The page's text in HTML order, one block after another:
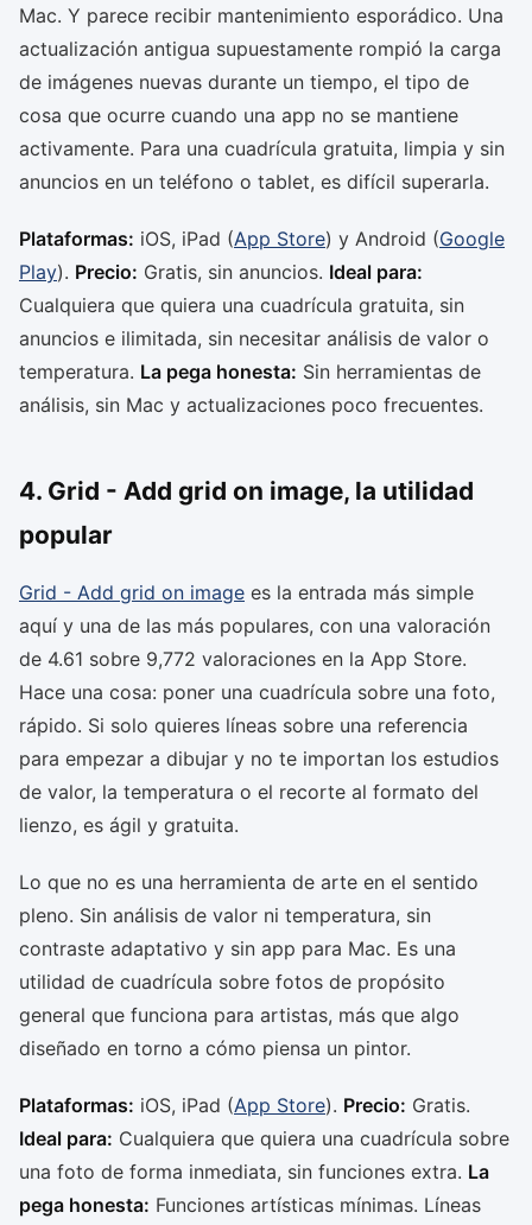
Mac. Y parece recibir mantenimiento esporádico. Una
actualización antigua supuestamente rompió la carga
de imágenes nuevas durante un tiempo, el tipo de
cosa que ocurre cuando una app no se mantiene
activamente. Para una cuadrícula gratuita, limpia y sin
anuncios en un teléfono o tablet, es difícil superarla.
Plataformas: iOS, iPad (App Store) y Android (Google
Play). Precio: Gratis, sin anuncios. Ideal para:
Cualquiera que quiera una cuadrícula gratuita, sin
anuncios e ilimitada, sin necesitar análisis de valor o
temperatura. La pega honesta: Sin herramientas de
análisis, sin Mac y actualizaciones poco frecuentes.
4. Grid - Add grid on image, la utilidad
popular
Grid - Add grid on image es la entrada más simple
aquí y una de las más populares, con una valoración
de 4.61 sobre 9,772 valoraciones en la App Store.
Hace una cosa: poner una cuadrícula sobre una foto,
rápido. Si solo quieres líneas sobre una referencia
para empezar a dibujar y no te importan los estudios
de valor, la temperatura o el recorte al formato del
lienzo, es ágil y gratuita.
Lo que no es una herramienta de arte en el sentido
pleno. Sin análisis de valor ni temperatura, sin
contraste adaptativo y sin app para Mac. Es una
utilidad de cuadrícula sobre fotos de propósito
general que funciona para artistas, más que algo
diseñado en torno a cómo piensa un pintor.
Plataformas: iOS, iPad (App Store). Precio: Gratis.
Ideal para: Cualquiera que quiera una cuadrícula sobre
una foto de forma inmediata, sin funciones extra. La
pega honesta: Funciones artísticas mínimas. Líneas